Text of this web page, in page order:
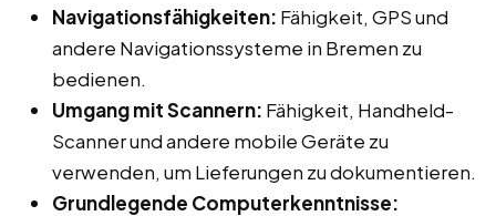
Navigationsfähigkeiten: Fähigkeit, GPS und
andere Navigationssysteme in Bremen zu
bedienen.
Umgang mit Scannern: Fähigkeit, Handheld-
Scanner und andere mobile Geräte zu
verwenden, um Lieferungen zu dokumentieren.
Grundlegende Computerkenntnisse: